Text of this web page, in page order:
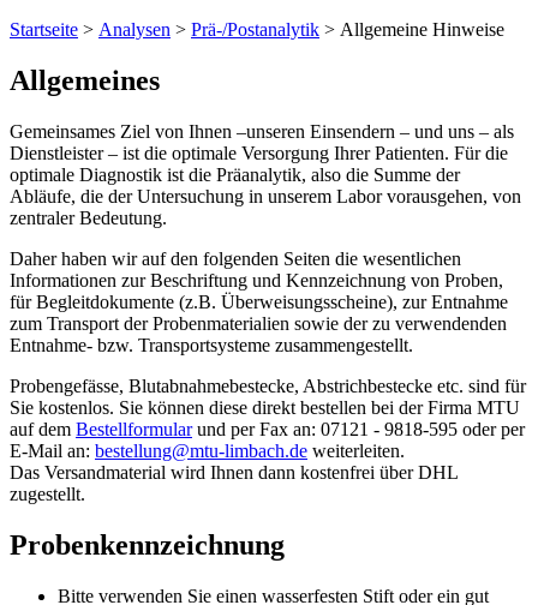
Startseite > Analysen > Prä-/Postanalytik > Allgemeine Hinweise
Allgemeines
Gemeinsames Ziel von Ihnen –unseren Einsendern – und uns – als
Dienstleister – ist die optimale Versorgung Ihrer Patienten. Für die
optimale Diagnostik ist die Präanalytik, also die Summe der
Abläufe, die der Untersuchung in unserem Labor vorausgehen, von
zentraler Bedeutung.
Daher haben wir auf den folgenden Seiten die wesentlichen
Informationen zur Beschriftung und Kennzeichnung von Proben,
für Begleitdokumente (z.B. Überweisungsscheine), zur Entnahme
zum Transport der Probenmaterialien sowie der zu verwendenden
Entnahme- bzw. Transportsysteme zusammen­gestellt.
Probengefässe, Blutabnahmebestecke, Abstrichbestecke etc. sind für
Sie kostenlos. Sie können diese direkt bestellen bei der Firma MTU
auf dem Bestellformularund per Fax an: 07121 - 9818-595 oder per
E-Mail an: bestellung@mtu-limbach.de weiterleiten.
Das Versandmaterial wird Ihnen dann kostenfrei über DHL
zugestellt.
Probenkennzeichnung
Bitte verwenden Sie einen wasserfesten Stift oder ein gut